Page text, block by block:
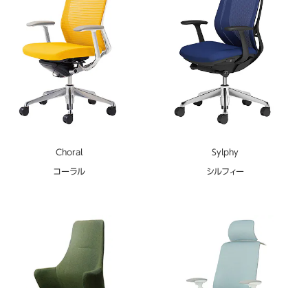
Choral
コーラル
Sylphy
シルフィー